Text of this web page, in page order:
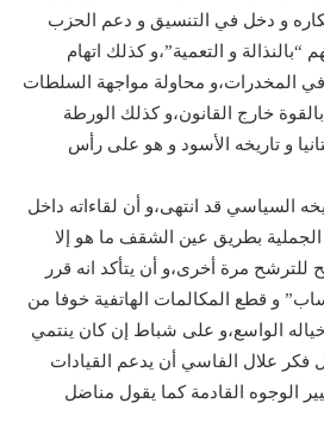
و دخل في التنسيق و دعم الحزب
و التعمية”،و كذلك اتهام
في المخدرات،و محاولة مواجهة السلطات
بالقوة خارج القانون،و كذلك الورطة
و تاريخه الأسود و هو على رأس
السياسي قد انتهى،و أن لقاءاته داخل
الجملية بطريق عين الشقف ما هو إلا
مرة أخرى،و أن يتأكد انه قرر
و قطع المكالمات الهاتفية خوفا من
الواسع،و على شباط إن كان ينتمي
فكر علال الفاسي أن يدعم القيادات
الوجوه القادمة كما يقول مناضل